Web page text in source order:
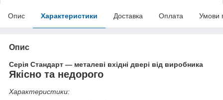
Опис Характеристики Доставка Оплата Умови
Опис
Серія Стандарт — металеві вхідні двері від виробника
Якісно та недорого
Характеристики: